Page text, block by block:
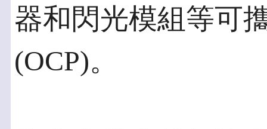
器和閃光模組等可
(OCP)。